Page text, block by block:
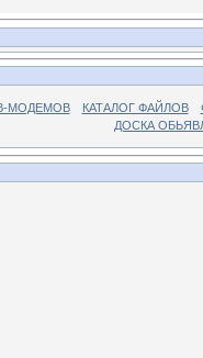
МОДЕМОВ КАТАЛОГ ФАЙЛОВ
ДОСКА